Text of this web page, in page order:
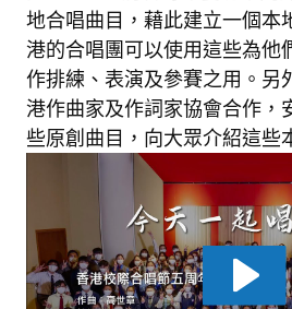
地合唱曲目，藉此建立一個本
港的合唱團可以使用這些為他
作排練、表演及參賽之用。另
港作曲家及作詞家協會合作，
些原創曲目，向大眾介紹這些